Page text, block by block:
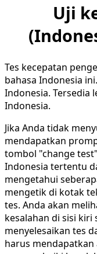
Uji
Tes kecepatan
bahasa Indonesia
Indonesia. Tersedia
Indonesia.
Jika Anda tidak
mendapatkan
tombol "change
Indonesia tertentu
mengetahui
mengetik di kotak
tes. Anda akan
kesalahan di sisi
menyelesaikan tes
harus mendapatkan